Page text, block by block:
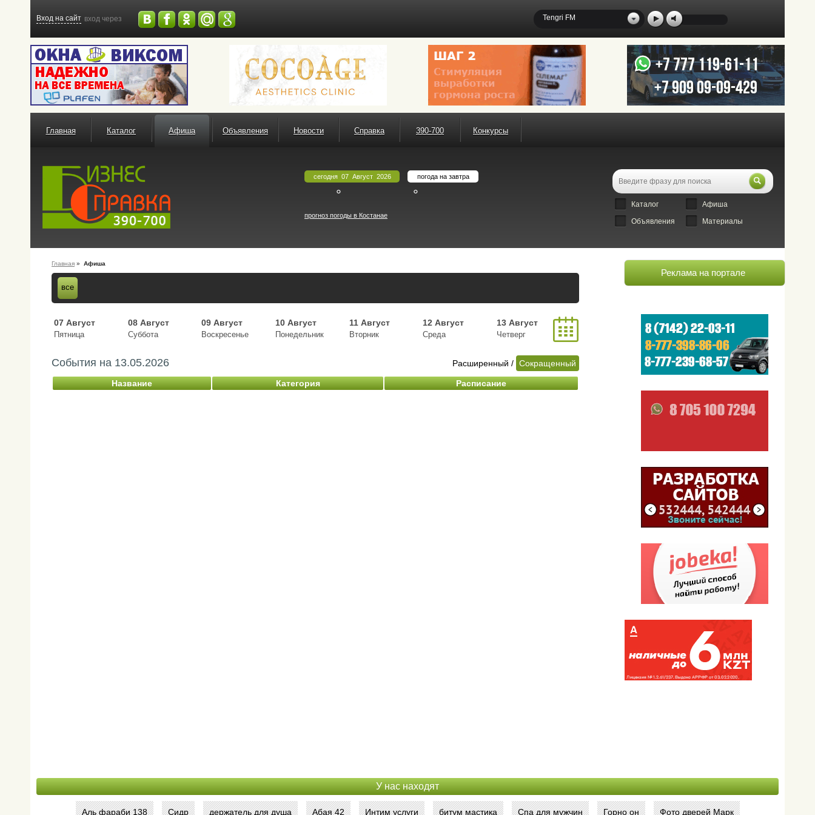
Вход на сайт вход через Tengri FM
Главная Каталог Афиша Объявления Новости Справка 390-700 Конкурсы
сегодня 07 Август 2026
°
погода на завтра
°
прогноз погоды в Костанае
Каталог
Афиша
Объявления
Материалы
Главная » Афиша
все
07 Август
Пятница
08 Август
Суббота
09 Август
Воскресенье
10 Август
Понедельник
11 Август
Вторник
12 Август
Среда
13 Август
Четверг
События на 13.05.2026 Расширенный / Сокращенный
Название Категория Расписание
Реклама на портале
У нас находят
Аль фараби 138 Сидр держатель для душа Абая 42 Интим услуги битум мастика Спа для мужчин Горно он Фото дверей Марк